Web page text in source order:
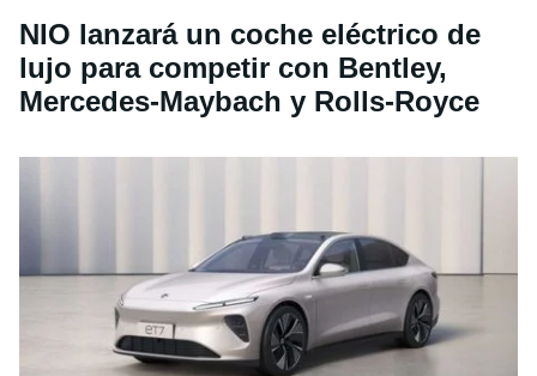
NIO lanzará un coche eléctrico de
lujo para competir con Bentley,
Mercedes-Maybach y Rolls-Royce